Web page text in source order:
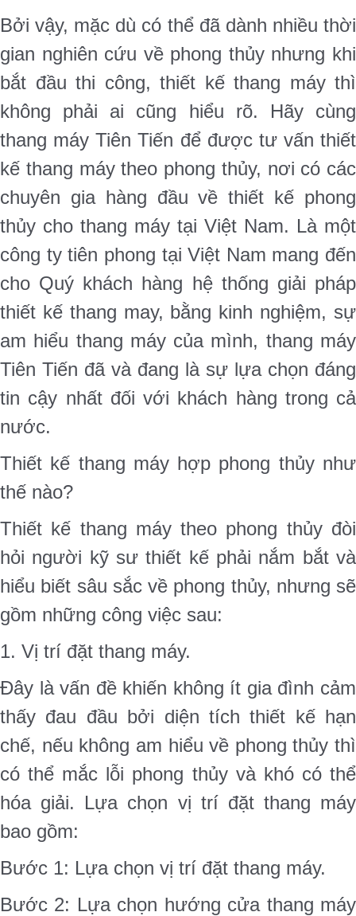
Bởi vậy, mặc dù có thể đã dành nhiều thời
gian nghiên cứu về phong thủy nhưng khi
bắt đầu thi công, thiết kế thang máy thì
không phải ai cũng hiểu rõ. Hãy cùng
thang máy Tiên Tiến để được tư vấn thiết
kế thang máy theo phong thủy, nơi có các
chuyên gia hàng đầu về thiết kế phong
thủy cho thang máy tại Việt Nam. Là một
công ty tiên phong tại Việt Nam mang đến
cho Quý khách hàng hệ thống giải pháp
thiết kế thang may, bằng kinh nghiệm, sự
am hiểu thang máy của mình, thang máy
Tiên Tiến đã và đang là sự lựa chọn đáng
tin cậy nhất đối với khách hàng trong cả
nước.
Thiết kế thang máy hợp phong thủy như
thế nào?
Thiết kế thang máy theo phong thủy đòi
hỏi người kỹ sư thiết kế phải nắm bắt và
hiểu biết sâu sắc về phong thủy, nhưng sẽ
gồm những công việc sau:
1. Vị trí đặt thang máy.
Đây là vấn đề khiến không ít gia đình cảm
thấy đau đầu bởi diện tích thiết kế hạn
chế, nếu không am hiểu về phong thủy thì
có thể mắc lỗi phong thủy và khó có thể
hóa giải. Lựa chọn vị trí đặt thang máy
bao gồm:
Bước 1: Lựa chọn vị trí đặt thang máy.
Bước 2: Lựa chọn hướng cửa thang máy